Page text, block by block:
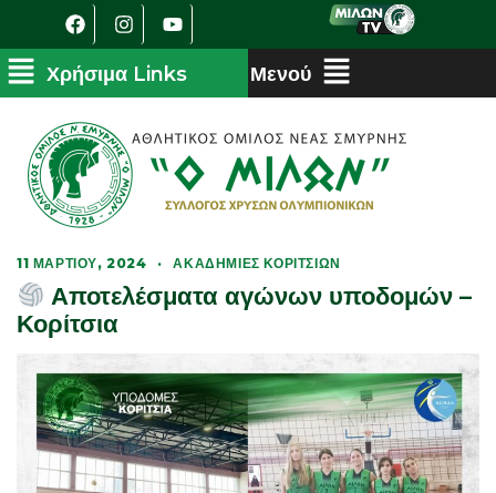
11 ΜΑΡΤΊΟΥ, 2024 · ΑΚΑΔΗΜΊΕΣ ΚΟΡΙΤΣΙΏΝ
Αποτελέσματα αγώνων υποδομών –
Κορίτσια